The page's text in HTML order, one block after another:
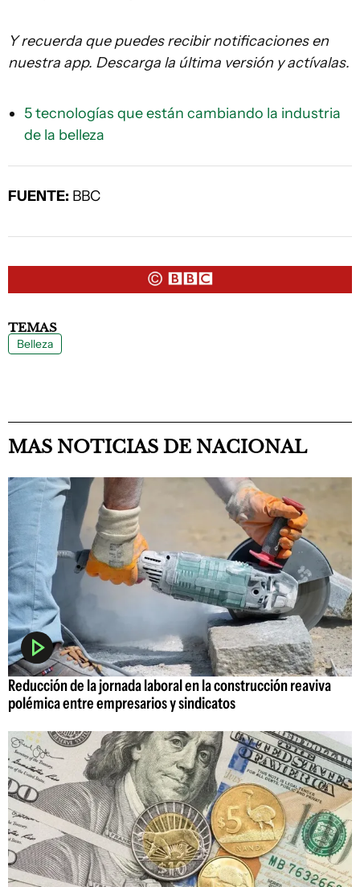
Y recuerda que puedes recibir notificaciones en
nuestra app. Descarga la última versión y actívalas.
5 tecnologías que están cambiando la industria
de la belleza
FUENTE: BBC
TEMAS
Belleza
MAS NOTICIAS DE NACIONAL
Reducción de la jornada laboral en la construcción reaviva
polémica entre empresarios y sindicatos